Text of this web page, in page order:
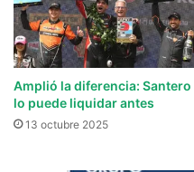
Amplió la diferencia: Santero
lo puede liquidar antes
13 octubre 2025